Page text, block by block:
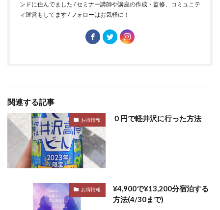
ンドに住んでました / セミナー講師や講座の作成・監修、コミュニテ
ィ運営もしてます / フォローはお気軽に！
関連する記事
お得情報 ０円で軽井沢に行った方法
お得情報
¥4,900で¥13,200分宿泊する
方法(4/30まで)